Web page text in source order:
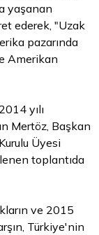
yaşanan
ederek, "Uzak
pazarında
Amerikan
yılı
Mertöz, Başkan
Üyesi
toplantıda
ve 2015
Türkiye'nin